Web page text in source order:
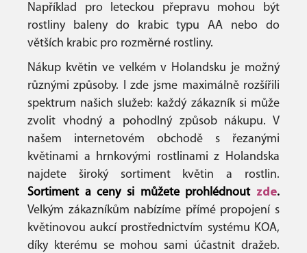
Například pro leteckou přepravu mohou být
rostliny baleny do krabic typu AA nebo do
větších krabic pro rozměrné rostliny.
Nákup květin ve velkém v Holandsku je možný
různými způsoby. I zde jsme maximálně rozšířili
spektrum našich služeb: každý zákazník si může
zvolit vhodný a pohodlný způsob nákupu. V
našem internetovém obchodě s řezanými
květinami a hrnkovými rostlinami z Holandska
najdete široký sortiment květin a rostlin.
Sortiment a ceny si můžete prohlédnout zde.
Velkým zákazníkům nabízíme přímé propojení s
květinovou aukcí prostřednictvím systému KOA,
díky kterému se mohou sami účastnit dražeb.